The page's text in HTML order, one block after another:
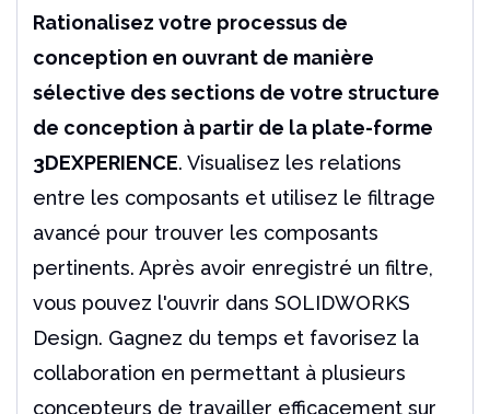
Rationalisez votre processus de
conception en ouvrant de manière
sélective des sections de votre structure
de conception à partir de la plate-forme
3DEXPERIENCE. Visualisez les relations
entre les composants et utilisez le filtrage
avancé pour trouver les composants
pertinents. Après avoir enregistré un filtre,
vous pouvez l'ouvrir dans SOLIDWORKS
Design. Gagnez du temps et favorisez la
collaboration en permettant à plusieurs
concepteurs de travailler efficacement sur